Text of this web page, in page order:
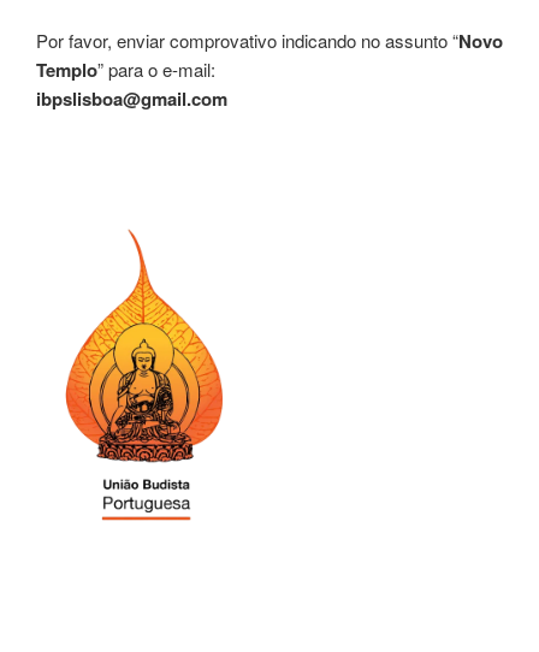
Por favor, enviar comprovativo indicando no assunto “Novo
Templo” para o e-mail:
ibpslisboa@gmail.com